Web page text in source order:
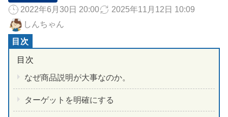
2022年6月30日 20:00
2025年11月12日 10:09
しんちゃん
なぜ商品説明が大事なのか。
ターゲットを明確にする